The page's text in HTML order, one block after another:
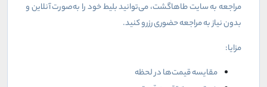
مراجعه به سایت طاهاگشت، می‌توانید بلیط خود را به‌صورت آنلاین و
بدون نیاز به مراجعه حضوری رزرو کنید.
مزایا:
مقایسه قیمت‌ها در لحظه